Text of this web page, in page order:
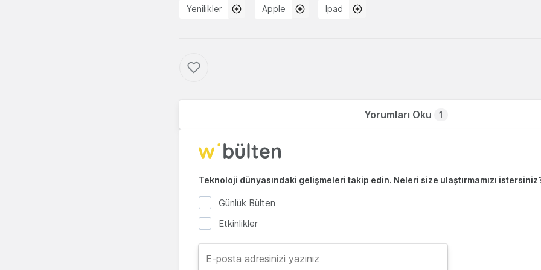
Yenilikler Apple Ipad
Yorumları Oku 1
Teknoloji dünyasındaki gelişmeleri takip edin. Neleri size ulaştırmamızı
Günlük Bülten
Etkinlikler